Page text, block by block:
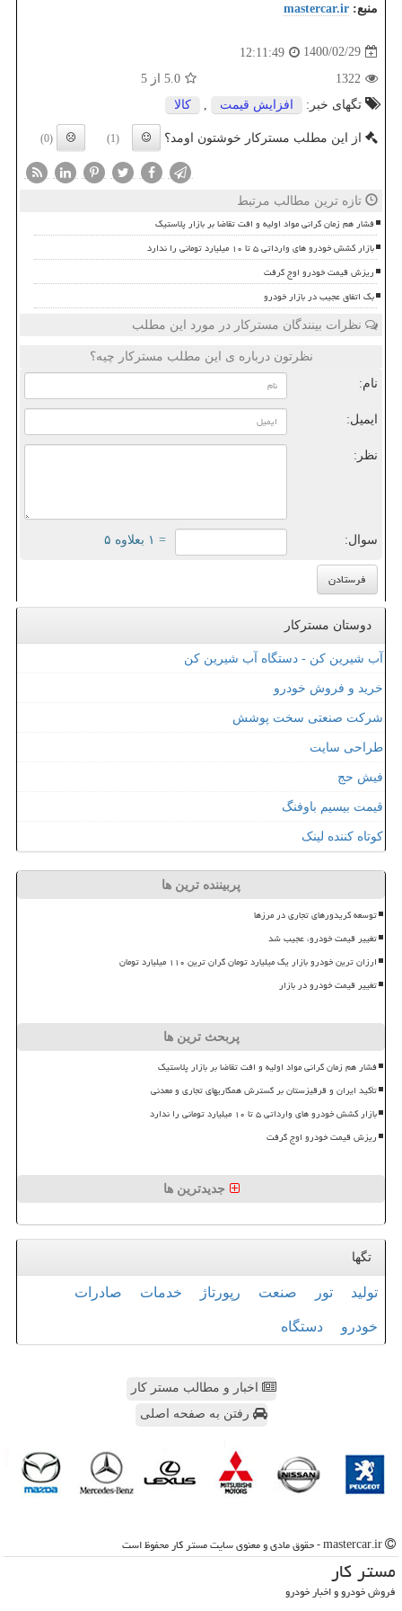
منبع: mastercar.ir
1400/02/29
12:11:49
1322
5.0 از 5
تگهای خبر:
افزایش قیمت , كالا
از این مطلب مسترکار خوشتون اومد؟ (1)
(0)
تازه ترین مطالب مرتبط
فشار هم زمان گرانی مواد اولیه و افت تقاضا بر بازار پلاستیک
بازار کشش خودرو های وارداتی ۵ تا ۱۰ میلیارد تومانی را ندارد
ریزش قیمت خودرو اوج گرفت
بک اتفاق عجیب در بازار خودرو
نظرات بینندگان مسترکار در مورد این مطلب
نظرتون درباره ی این مطلب مسترکار چیه؟
نام:
ایمیل:
نظر:
سوال: = ۱ بعلاوه ۵
دوستان مسترکار
آب شیرین کن - دستگاه آب شیرین کن
خرید و فروش خودرو
شرکت صنعتی سخت پوشش
طراحی سایت
فیش حج
قیمت بیسیم باوفنگ
کوتاه کننده لینک
پربیننده ترین ها
توسعه کریدورهای تجاری در مرزها
تغییر قیمت خودرو، عجیب شد
ارزان ترین خودرو بازار یک میلیارد تومان گران ترین ۱۱۰ میلیارد تومان
تغییر قیمت خودرو در بازار
پربحث ترین ها
فشار هم زمان گرانی مواد اولیه و افت تقاضا بر بازار پلاستیک
تأکید ایران و قرقیزستان بر گسترش همکاریهای تجاری و معدنی
بازار کشش خودرو های وارداتی ۵ تا ۱۰ میلیارد تومانی را ندارد
ریزش قیمت خودرو اوج گرفت
جدیدترین ها
تگها
تولید تور صنعت رپورتاژ خدمات صادرات
خودرو دستگاه
اخبار و مطالب مستر کار
رفتن به صفحه اصلی
مستر كار
فروش خودرو و اخبار خودرو